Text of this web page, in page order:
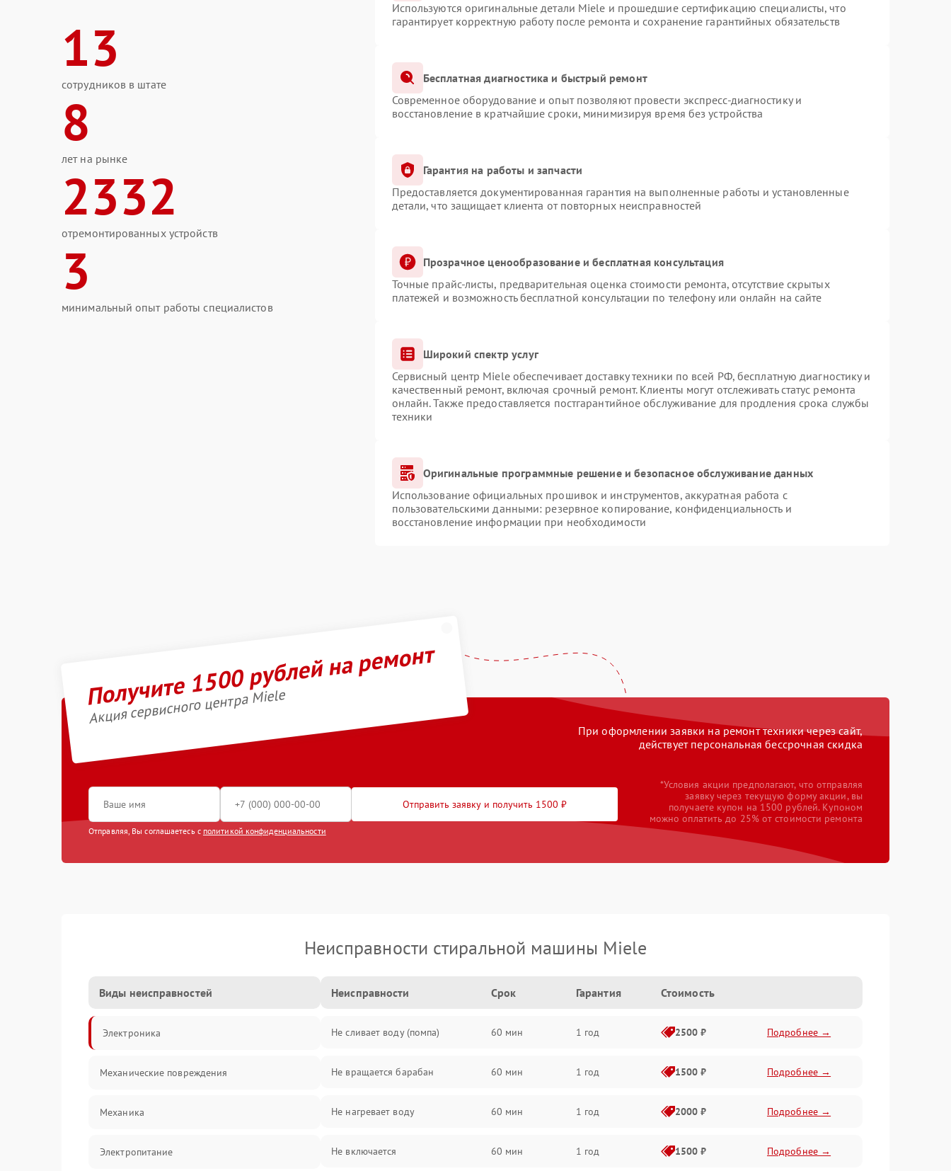
13
сотрудников в штате
8
лет на рынке
2332
отремонтированных устройств
3
минимальный опыт работы специалистов
Используются оригинальные детали Miele и прошедшие сертификацию специалисты, что
гарантирует корректную работу после ремонта и сохранение гарантийных обязательств
Бесплатная диагностика и быстрый ремонт
Современное оборудование и опыт позволяют провести экспресс-диагностику и
восстановление в кратчайшие сроки, минимизируя время без устройства
Гарантия на работы и запчасти
Предоставляется документированная гарантия на выполненные работы и установленные
детали, что защищает клиента от повторных неисправностей
Прозрачное ценообразование и бесплатная консультация
Точные прайс-листы, предварительная оценка стоимости ремонта, отсутствие скрытых
платежей и возможность бесплатной консультации по телефону или онлайн на сайте
Широкий спектр услуг
Сервисный центр Miele обеспечивает доставку техники по всей РФ, бесплатную диагностику и
качественный ремонт, включая срочный ремонт. Клиенты могут отслеживать статус ремонта
онлайн. Также предоставляется постгарантийное обслуживание для продления срока службы
техники
Оригинальные программные решение и безопасное обслуживание данных
Использование официальных прошивок и инструментов, аккуратная работа с
пользовательскими данными: резервное копирование, конфиденциальность и
восстановление информации при необходимости
Получите 1500 рублей на ремонт
Акция сервисного центра Miele
При оформлении заявки на ремонт техники через сайт,
действует персональная бессрочная скидка
Отправить заявку и получить 1500 ₽
Отправляя, Вы соглашаетесь с политикой конфиденциальности
*Условия акции предполагают, что отправляя
заявку через текущую форму акции, вы
получаете купон на 1500 рублей. Купоном
можно оплатить до 25% от стоимости ремонта
Неисправности стиральной машины Miele
Виды неисправностей
Электроника
Механические повреждения
Механика
Электропитание
Неисправности Срок Гарантия Стоимость
Не сливает воду (помпа) 60 мин 1 год 2500 ₽ Подробнее →
Не вращается барабан 60 мин 1 год 1500 ₽ Подробнее →
Не нагревает воду 60 мин 1 год 2000 ₽ Подробнее →
Не включается 60 мин 1 год 1500 ₽ Подробнее →